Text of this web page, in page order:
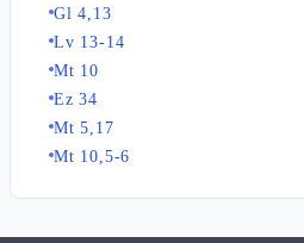
Gl 4,13
Lv 13-14
Mt 10
Ez 34
Mt 5,17
Mt 10,5-6